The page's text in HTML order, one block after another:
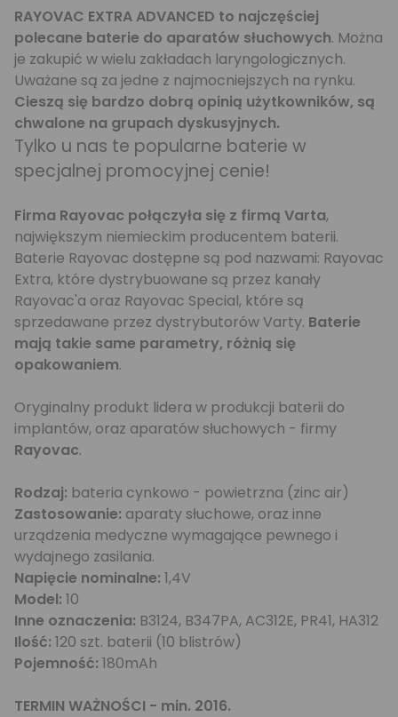
RAYOVAC EXTRA ADVANCED to najczęściej
polecane baterie do aparatów słuchowych. Można
je zakupić w wielu zakładach laryngologicznych.
Uważane są za jedne z najmocniejszych na rynku.
Cieszą się bardzo dobrą opinią użytkowników, są
chwalone na grupach dyskusyjnych.
Tylko u nas te popularne baterie w
specjalnej promocyjnej cenie!
Firma Rayovac połączyła się z firmą Varta,
największym niemieckim producentem baterii.
Baterie Rayovac dostępne są pod nazwami: Rayovac
Extra, które dystrybuowane są przez kanały
Rayovac'a oraz Rayovac Special, które są
sprzedawane przez dystrybutorów Varty. Baterie
mają takie same parametry, różnią się
opakowaniem.
Oryginalny produkt lidera w produkcji baterii do
implantów, oraz aparatów słuchowych - firmy
Rayovac.
Rodzaj: bateria cynkowo - powietrzna (zinc air)
Zastosowanie: aparaty słuchowe, oraz inne
urządzenia medyczne wymagające pewnego i
wydajnego zasilania.
Napięcie nominalne: 1,4V
Model: 10
Inne oznaczenia: B3124, B347PA, AC312E, PR41, HA312
Ilość: 120 szt. baterii (10 blistrów)
Pojemność: 180mAh
TERMIN WAŻNOŚCI - min. 2016.